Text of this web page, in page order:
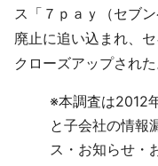
ス「７ｐａｙ（セブ
廃止に追い込まれ、
クローズアップされた
※本調査は2012
と子会社の情報
ス・お知らせ・